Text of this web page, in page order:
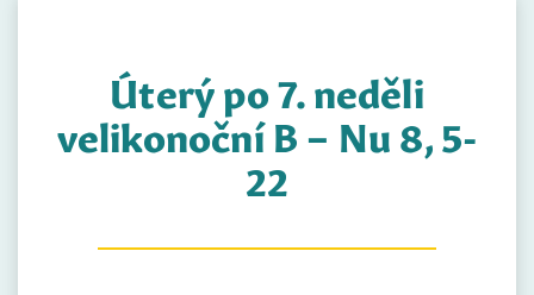
Úterý po 7. neděli
velikonoční B – Nu 8, 5-
22